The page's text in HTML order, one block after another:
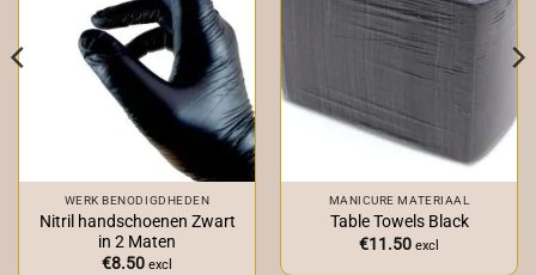
WERK BENODIGDHEDEN
Nitril handschoenen Zwart
in 2 Maten
€8.50 excl
MANICURE MATERIAAL
Table Towels Black
€11.50 excl